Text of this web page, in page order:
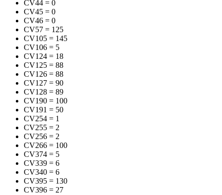
CV44 = 0
CV45 = 0
CV46 = 0
CV57 = 125
CV105 = 145
CV106 = 5
CV124 = 18
CV125 = 88
CV126 = 88
CV127 = 90
CV128 = 89
CV190 = 100
CV191 = 50
CV254 = 1
CV255 = 2
CV256 = 2
CV266 = 100
CV374 = 5
CV339 = 6
CV340 = 6
CV395 = 130
CV396 = 27